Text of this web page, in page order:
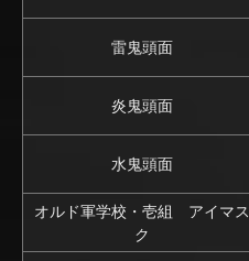
雷鬼頭面
炎鬼頭面
水鬼頭面
オルド軍学校・壱組 アイマス
ク